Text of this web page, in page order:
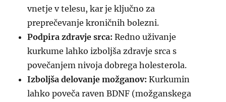
vnetje v telesu, kar je ključno za
preprečevanje kroničnih bolezni.
Podpira zdravje srca: Redno uživanje
kurkume lahko izboljša zdravje srca s
povečanjem nivoja dobrega holesterola.
Izboljša delovanje možganov: Kurkumin
lahko poveča raven BDNF (možganskega